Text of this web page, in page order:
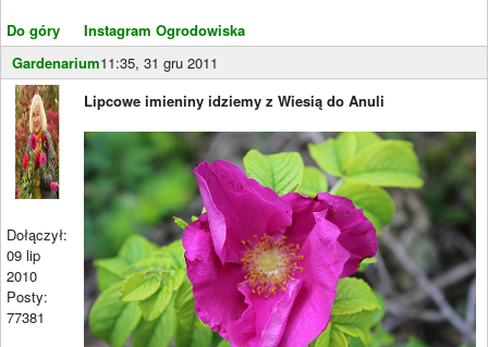
Do góry
Instagram Ogrodowiska
Gardenarium11:35, 31 gru 2011
Dołączył:
09 lip
2010
Posty:
77381
Lipcowe imieniny idziemy z Wiesią do Anuli